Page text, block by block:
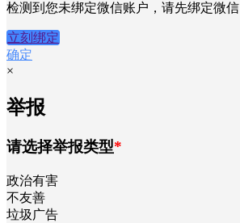
检测到您未绑定微信账户，请先绑定微信
立刻绑定
确定
×
举报
请选择举报类型*
政治有害
不友善
垃圾广告